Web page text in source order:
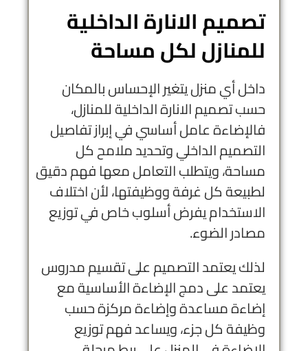
تصميم الانارة الداخلية
للمنازل​ لكل مساحة
داخل أي منزل يتغير الإحساس بالمكان
حسب تصميم الانارة الداخلية للمنازل،
فالإضاءة عامل أساسي في إبراز تفاصيل
التصميم الداخلي وتحديد ملامح كل
مساحة، ويتطلب التعامل معها فهم دقيق
لطبيعة كل غرفة ووظيفتها، لأن اختلاف
الاستخدام يفرض أسلوب خاص في توزيع
مصادر الضوء.
لذلك يعتمد التصميم على تقسيم مدروس
يعتمد على دمج الإضاءة الأساسية مع
إضاءة مساعدة وإضاءة مركزة حسب
وظيفة كل جزء، ويساعد فهم توزيع